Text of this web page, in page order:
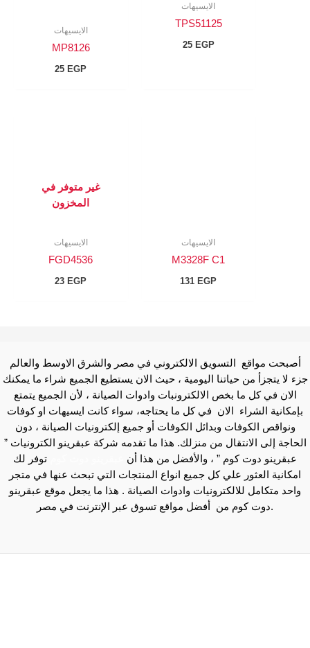
الايسيهات
TPS51125
25 EGP
الايسيهات
MP8126
25 EGP
الايسيهات
M3328F C1
131 EGP
غير متوفر في
المخزون
الايسيهات
FGD4536
23 EGP
أصبحت مواقع التسويق الالكتروني في مصر والشرق الاوسط والعالم
جزء لا يتجزأ من حياتنا اليومية ، حيث الان يستطيع الجميع شراء ما يمكنك
الان في كل ما بخص الالكترونبات وادوات الصيانة ، لأن الجميع يتمتع
بإمكانية الشراء الان في كل ما يحتاجه، سواء كانت ايسيهات او كوفات
ونواقص الكوفات وبدائل الكوفات أو جميع إلكترونيات الصيانة ، دون
الحاجة إلى الانتقال من منزلك. هذا ما تقدمه شركة عبقرينو الكترونيات ”
عبقرينو دوت كوم ” ، والأفضل من هذا أن
توفر لك
امكانية العثور علي كل جميع انواع المنتجات التي تبحث عنها في متجر
واحد متكامل للالكترونيات وادوات الصيانة . هذا ما يجعل موقع عبقرينو
دوت كوم من أفضل مواقع تسوق عبر الإنترنت في مصر.